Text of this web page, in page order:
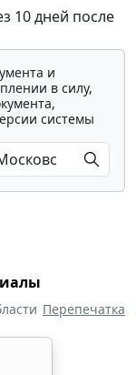
10 дней после
и
в силу,
системы
Перепечатка